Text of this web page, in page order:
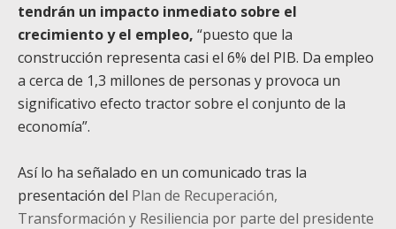
tendrán un impacto inmediato sobre el
crecimiento y el empleo, “puesto que la
construcción representa casi el 6% del PIB. Da empleo
a cerca de 1,3 millones de personas y provoca un
significativo efecto tractor sobre el conjunto de la
economía”.
Así lo ha señalado en un comunicado tras la
presentación del Plan de Recuperación,
Transformación y Resiliencia por parte del presidente